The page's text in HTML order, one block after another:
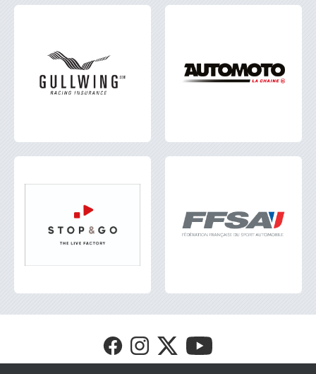
Visit
FFSA
Visit
FFSA
Visit
FFSA
Visit
FFSA